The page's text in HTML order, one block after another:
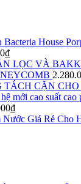
Bacteria House
₫
LỌC VÀ
TÁCH CẶN
mới cao suất cao
₫
Giá Rẻ Cho